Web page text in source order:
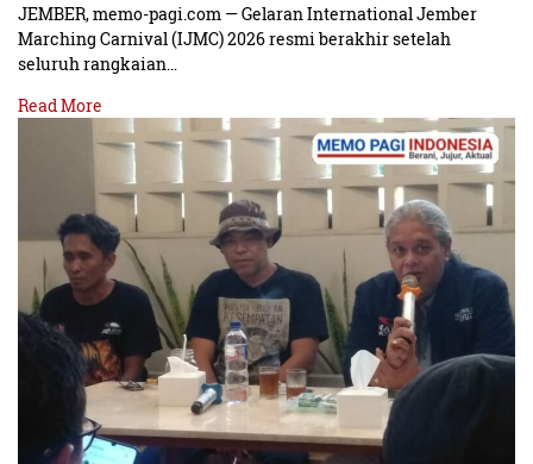
JEMBER, memo-pagi.com — Gelaran International Jember
Marching Carnival (IJMC) 2026 resmi berakhir setelah
seluruh rangkaian…
Read More